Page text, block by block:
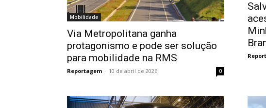
Mobilidade
Via Metropolitana ganha
protagonismo e pode ser solução
para mobilidade na RMS
Reportagem - 10 de abril de 2026 0